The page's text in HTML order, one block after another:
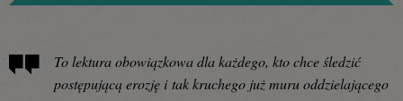
To lektura obowiązkowa dla każdego, kto chce śledzić
postępującą erozję i tak kruchego już muru oddzielającego